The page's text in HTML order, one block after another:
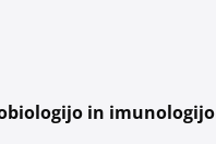
in imunologijo